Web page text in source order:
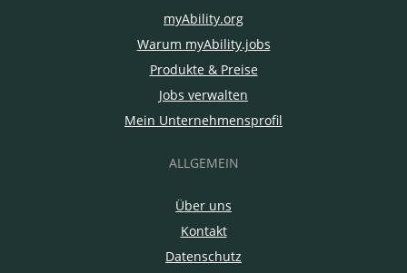
myAbility.org
Warum myAbility.jobs
Produkte & Preise
Jobs verwalten
Mein Unternehmensprofil
ALLGEMEIN
Über uns
Kontakt
Datenschutz